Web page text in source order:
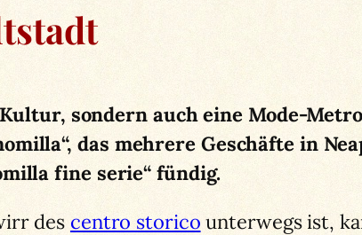
sondern auch eine Mode-
das mehrere Geschäfte in
fine serie“ fündig.
des centro storico unterwegs ist,